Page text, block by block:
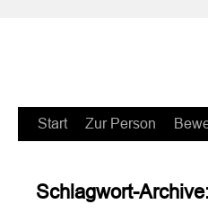
Zum
springen
Start Zur Person
Schlagwort-